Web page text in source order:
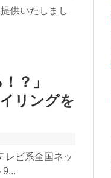
供いたしまし
？」
リングを
レビ系全国ネッ
9...